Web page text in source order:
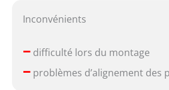
Inconvénients
–difficulté lors du montage
–problèmes d’alignement des